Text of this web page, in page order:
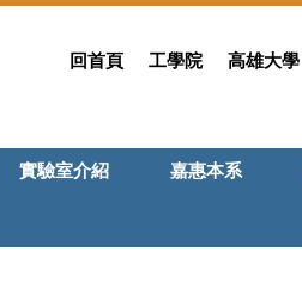
回首頁 工學院 高雄大學
實驗室介紹 嘉惠本系